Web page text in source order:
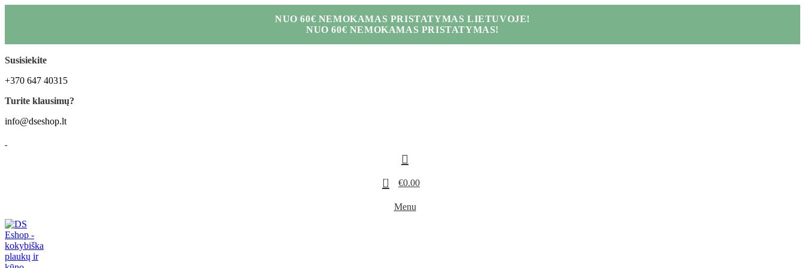
NUO 60€ NEMOKAMAS PRISTATYMAS LIETUVOJE!
NUO 60€ NEMOKAMAS PRISTATYMAS!
Susisiekite
+370 647 40315
Turite klausimų?
info@dseshop.lt
0 €0.00
Menu